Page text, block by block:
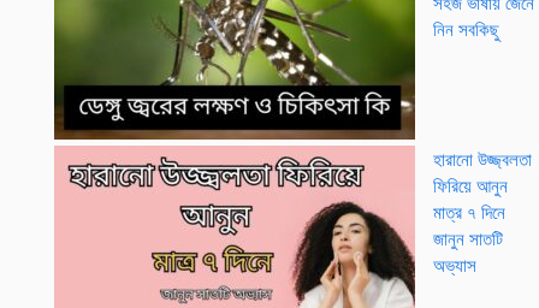
নিন সবকিছু
হারানো উজ্জ্বলতা
ফিরিয়ে আনুন
মাত্র ৭ দিনে
জানুন সাতটি
অভ্যাস